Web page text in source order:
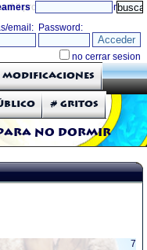
it probably will» directorio
para no dormir
modificaciones
# Gritos
7